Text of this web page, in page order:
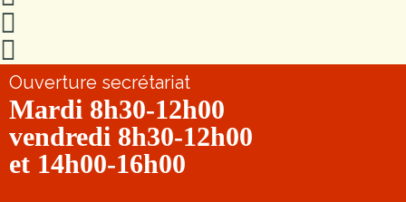
Ouverture secrétariat
Mardi 8h30-12h00
vendredi 8h30-12h00
et 14h00-16h00